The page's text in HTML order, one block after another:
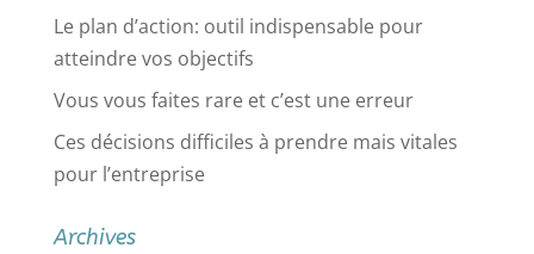
Le plan d’action: outil indispensable pour
atteindre vos objectifs
Vous vous faites rare et c’est une erreur
Ces décisions difficiles à prendre mais vitales
pour l’entreprise
Archives